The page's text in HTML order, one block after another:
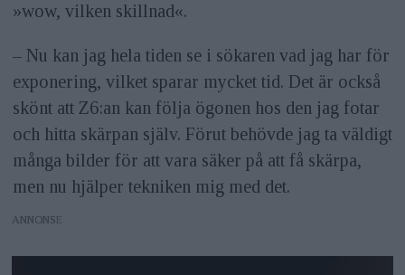
»wow, vilken skillnad«.
– Nu kan jag hela tiden se i sökaren vad jag har för
exponering, vilket sparar mycket tid. Det är också
skönt att Z6:an kan följa ögonen hos den jag fotar
och hitta skärpan själv. Förut behövde jag ta väldigt
många bilder för att vara säker på att få skärpa,
men nu hjälper tekniken mig med det.
ANNONS